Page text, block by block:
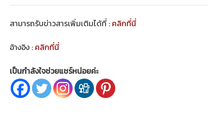
สามารถรับข่าวสารเพิ่มเติมได้ที่ : คลิกที่นี่
อ้างอิง : คลิกที่นี่
เป็นกำลังใจช่วยแชร์หน่อยค่ะ